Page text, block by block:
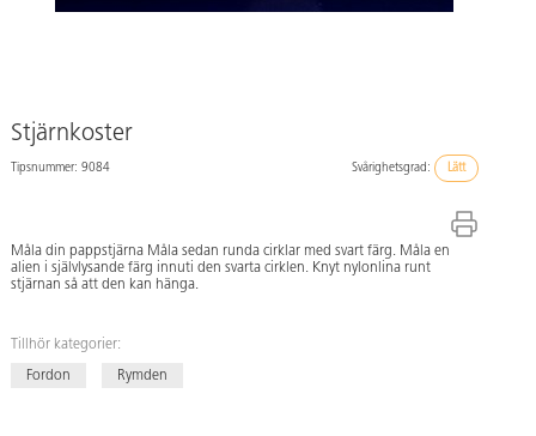
Stjärnkoster
Tipsnummer: 9084 Svårighetsgrad: Lätt
Måla din pappstjärna Måla sedan runda cirklar med svart färg. Måla en
alien i självlysande färg innuti den svarta cirklen. Knyt nylonlina runt
stjärnan så att den kan hänga.
Tillhör kategorier:
Fordon Rymden